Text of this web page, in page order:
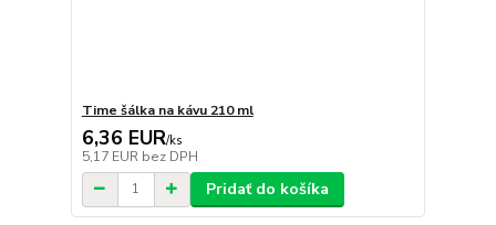
Time šálka na kávu 210 ml
6,36 EUR/ks
5,17 EUR bez DPH
Pridať do košíka